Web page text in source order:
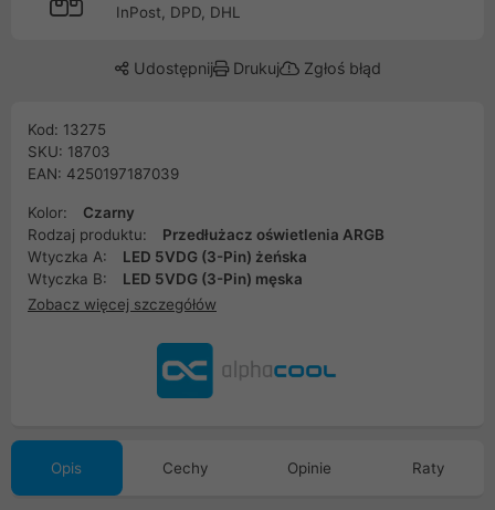
InPost, DPD, DHL
Udostępnij Drukuj Zgłoś błąd
Kod: 13275
SKU: 18703
EAN: 4250197187039
Kolor:
Czarny
Rodzaj produktu:
Przedłużacz oświetlenia ARGB
Wtyczka A:
LED 5VDG (3-Pin) żeńska
Wtyczka B:
LED 5VDG (3-Pin) męska
Zobacz więcej szczegółów
Opis Cechy Opinie Raty